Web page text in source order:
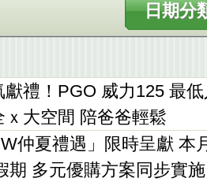
日期分
禮！PGO 威力125 最
大空間 陪爸爸輕鬆
仲夏禮遇」限時呈獻
期 多元優購方案同步實施